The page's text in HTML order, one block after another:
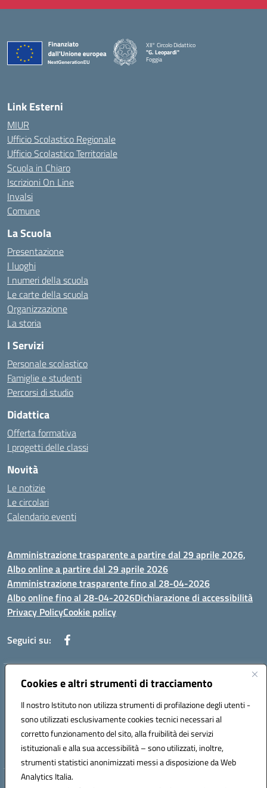
Cookies e altri strumenti di tracciamento
Il nostro Istituto non utilizza strumenti di profilazione degli utenti -
sono utilizzati esclusivamente cookies tecnici necessari al
corretto funzionamento del sito, alla fruibilità dei servizi
istituzionali e alla sua accessibilità – sono utilizzati, inoltre,
strumenti statistici anonimizzati messi a disposizione da Web
Analytics Italia.
XII° Circolo Didattico
"G. Leopardi"
Foggia
— Visita la pagina iniziale della scuola
Link Esterni
MIUR
Ufficio Scolastico Regionale
Ufficio Scolastico Territoriale
Scuola in Chiaro
Iscrizioni On Line
Invalsi
Comune
La Scuola
Presentazione
I luoghi
I numeri della scuola
Le carte della scuola
Organizzazione
La storia
I Servizi
Personale scolastico
Famiglie e studenti
Percorsi di studio
Didattica
Offerta formativa
I progetti delle classi
Novità
Le notizie
Le circolari
Calendario eventi
Amministrazione trasparente a partire dal 29 aprile 2026,
Albo online a partire dal 29 aprile 2026
Amministrazione trasparente fino al 28-04-2026
Albo online fino al 28-04-2026Dichiarazione di accessibilità
Privacy PolicyCookie policy
Seguici su:
Indirizzo:Via Selicato, 1 71122 FOGGIA (FG)
Posta elettronica certificata (PEC):fgee01200c@pec.istruzione.it
Codice fiscale: 80005820719
Codice meccanografico: FGEE01200C